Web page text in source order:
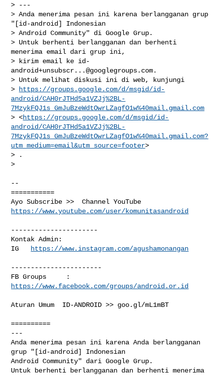
> ---
> Anda menerima pesan ini karena berlangganan grup
"[id-android] Indonesian
> Android Community" di Google Grup.
> Untuk berhenti berlangganan dan berhenti
menerima email dari grup ini,
> kirim email ke id-
android+unsubscr...@googlegroups.com.
> Untuk melihat diskusi ini di web, kunjungi
>
https://groups.google.com/d/msgid/id-
android/CAH0rJTHd5a1VZJj%2BL-
7MzykFQJ1s_GmJuBzeWdtOwrLZagfO1w%40mail.gmail.com
> <https://groups.google.com/d/msgid/id-
android/CAH0rJTHd5a1VZJj%2BL-
7MzykFQJ1s_GmJuBzeWdtOwrLZagfO1w%40mail.gmail.com?
utm_medium=email&utm_source=footer>
> .
>
--
===========
https://www.youtube.com/user/komunitasandroid
----------------------
Kontak Admin:
IG
https://www.instagram.com/agushamonangan
-----------------------
https://www.facebook.com/groups/android.or.id
Aturan Umum  ID-ANDROID >> goo.gl/mL1mBT
==========
---
Anda menerima pesan ini karena Anda berlangganan
grup "[id-android] Indonesian
Android Community" dari Google Grup.
Untuk berhenti berlangganan dan berhenti menerima